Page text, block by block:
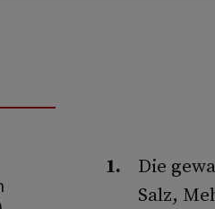
Die
Salz,